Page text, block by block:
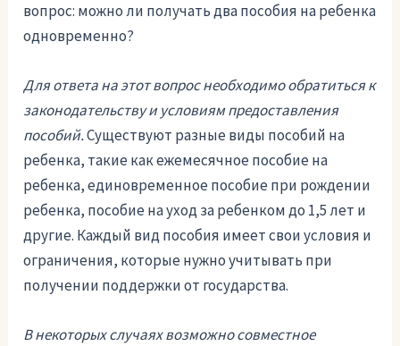
вопрос: можно ли получать два пособия на ребенка
одновременно?
Для ответа на этот вопрос необходимо обратиться к
законодательству и условиям предоставления
пособий.Существуют разные виды пособий на
ребенка, такие как ежемесячное пособие на
ребенка, единовременное пособие при рождении
ребенка, пособие на уход за ребенком до 1,5 лет и
другие. Каждый вид пособия имеет свои условия и
ограничения, которые нужно учитывать при
получении поддержки от государства.
В некоторых случаях возможно совместное